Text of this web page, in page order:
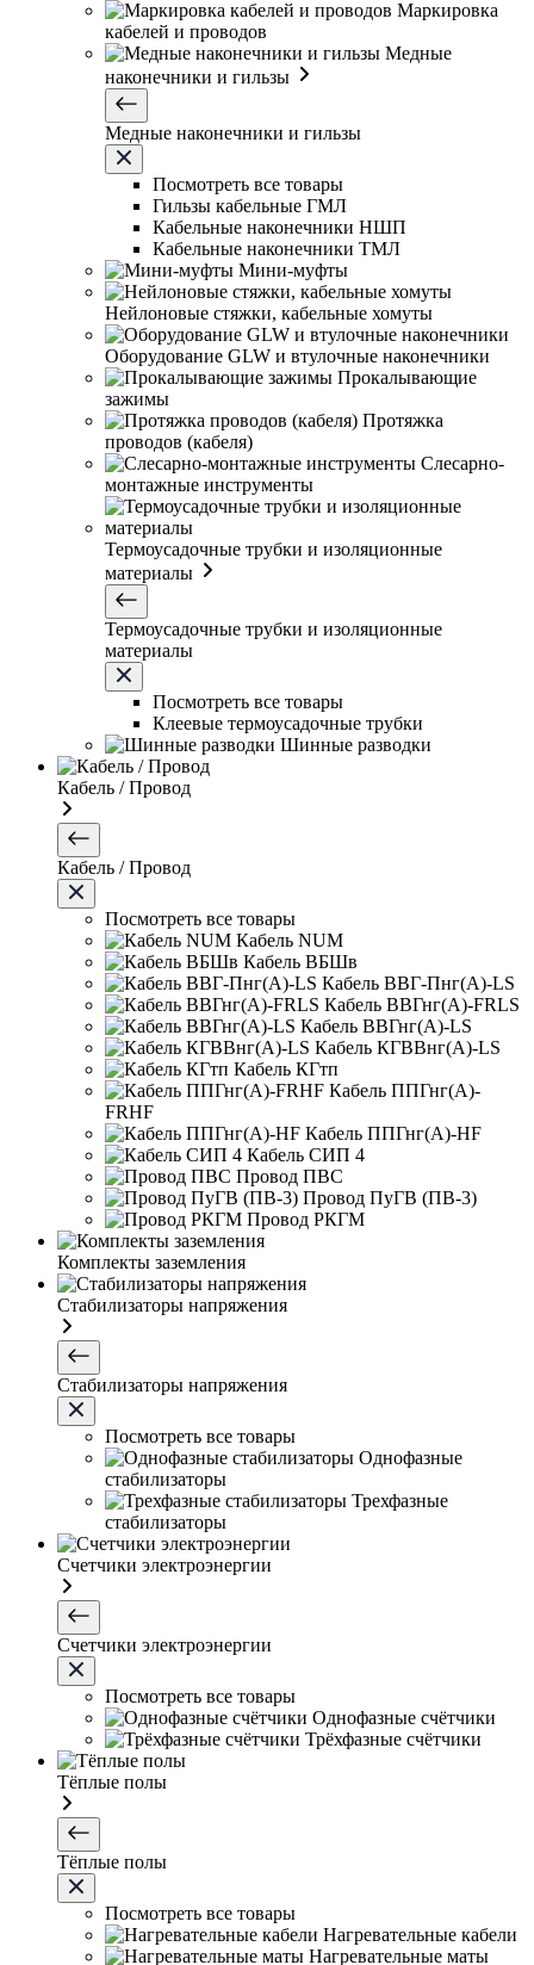
Маркировка
кабелей и проводов
Медные
наконечники и гильзы
Медные наконечники и гильзы
Посмотреть все товары
Гильзы кабельные ГМЛ
Кабельные наконечники НШП
Кабельные наконечники ТМЛ
Мини-муфты
Нейлоновые стяжки, кабельные хомуты
Оборудование GLW и втулочные наконечники
Прокалывающие
зажимы
Протяжка
проводов (кабеля)
Слесарно-
монтажные инструменты
Термоусадочные трубки и изоляционные
материалы
Термоусадочные трубки и изоляционные
материалы
Посмотреть все товары
Клеевые термоусадочные трубки
Шинные разводки
Кабель / Провод
Кабель / Провод
Посмотреть все товары
Кабель NUM
Кабель ВБШв
Кабель ВВГ-Пнг(А)-LS
Кабель ВВГнг(А)-FRLS
Кабель ВВГнг(А)-LS
Кабель КГВВнг(А)-LS
Кабель КГтп
Кабель ППГнг(А)-
FRHF
Кабель ППГнг(А)-HF
Кабель СИП 4
Провод ПВС
Провод ПуГВ (ПВ-3)
Провод РКГМ
Комплекты заземления
Стабилизаторы напряжения
Стабилизаторы напряжения
Посмотреть все товары
Однофазные
стабилизаторы
Трехфазные
стабилизаторы
Счетчики электроэнергии
Счетчики электроэнергии
Посмотреть все товары
Однофазные счётчики
Трёхфазные счётчики
Тёплые полы
Тёплые полы
Посмотреть все товары
Нагревательные кабели
Нагревательные маты